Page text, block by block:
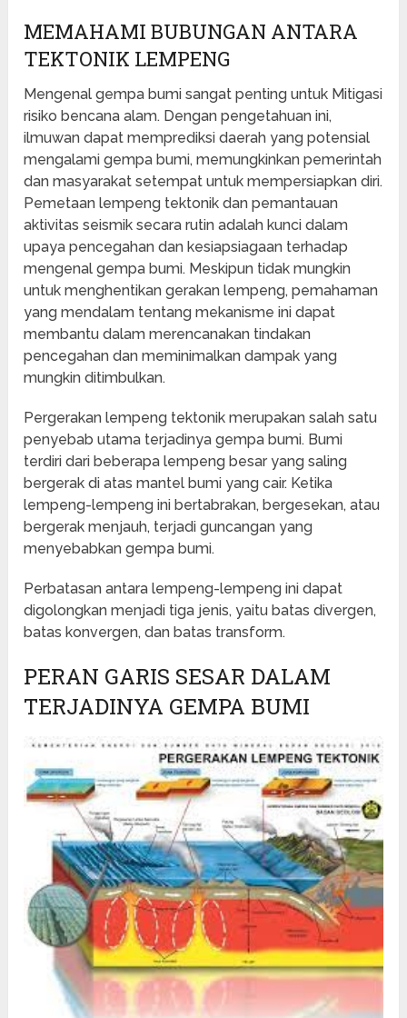
MEMAHAMI BUBUNGAN ANTARA
TEKTONIK LEMPENG
Mengenal gempa bumi sangat penting untuk Mitigasi
risiko bencana alam. Dengan pengetahuan ini,
ilmuwan dapat memprediksi daerah yang potensial
mengalami gempa bumi, memungkinkan pemerintah
dan masyarakat setempat untuk mempersiapkan diri.
Pemetaan lempeng tektonik dan pemantauan
aktivitas seismik secara rutin adalah kunci dalam
upaya pencegahan dan kesiapsiagaan terhadap
mengenal gempa bumi. Meskipun tidak mungkin
untuk menghentikan gerakan lempeng, pemahaman
yang mendalam tentang mekanisme ini dapat
membantu dalam merencanakan tindakan
pencegahan dan meminimalkan dampak yang
mungkin ditimbulkan.
Pergerakan lempeng tektonik merupakan salah satu
penyebab utama terjadinya gempa bumi. Bumi
terdiri dari beberapa lempeng besar yang saling
bergerak di atas mantel bumi yang cair. Ketika
lempeng-lempeng ini bertabrakan, bergesekan, atau
bergerak menjauh, terjadi guncangan yang
menyebabkan gempa bumi.
Perbatasan antara lempeng-lempeng ini dapat
digolongkan menjadi tiga jenis, yaitu batas divergen,
batas konvergen, dan batas transform.
PERAN GARIS SESAR DALAM
TERJADINYA GEMPA BUMI